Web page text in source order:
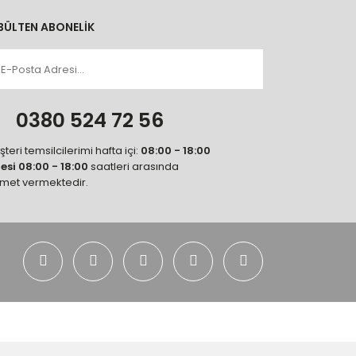
ABONELİK
0380 524 72 56
temsilcilerimi hafta içi: 08:00 - 18:00
08:00 - 18:00 saatleri arasında
vermektedir.